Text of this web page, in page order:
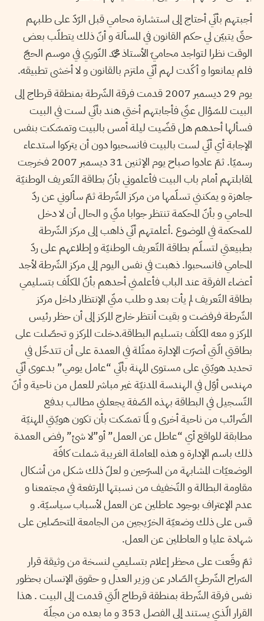
أجبتهم بأنّي أحتاج إلى استشارة محامي قبل الرّدّ على طلبهم
حتّى يتبيّن لي حكم القانون في المسألة و أنّ ذلك يتطلّب بعض
الوقت نظرا لتواجد محاميّ الأستاذ محمّد النّوري في موسم الحجّ
فلم يمانعوا و أكّدت لهم أنّي ملتزم بالقانون و لا أخشى تطبيقه.
يوم 29 ديسمبر 2007 قدمت فرقة الشّرطة بمنطقة قرطاج إلى
البيت للسّؤال عنّي فأجابتهم أختي هند بأنّي لست في البيت
فسألها أحدهم هل قضّيت ليلة أمس بالبيت وتمسّكت بنفس
الإجابة أي أنّي لست بالبيت فانسحبوا دون أن يتركوا استدعاء
رسميّا. ثمّ عادوا صباح يوم الإثنين 31 ديسمبر 2007 فخرجت
لمقابلتهم أمام باب البيت فأعلموني بأنّ بطاقة التّعريف الوطنيّة
جاهزة و يمكنني تسلّمها من مركز الشّرطة ثمّ سألوني عن ردّ
المحامي و بأنّ المحكمة تنتظر جوابا منّي و الحال أن لا دخل
للمحكمة في الموضوع .أعلمتهم أنّي ذاهب إلى مركز الشّرطة
بطبيعتي لتسلّم بطاقة التّعريف الوطنيّة و إطلاعهم على ردّ
المحامي فانسحبوا. ذهبت في نفس اليوم إلى مركز الشّرطة لأجد
أعضاء الفرقة عند الباب فأعلمني أحدهم بأنّ المكلّف بتسليمي
بطاقة التّعريف لم يأت بعد و طلب منّي الإنتظار داخل مركز
الشّرطة فرفضت و بقيت أنتظر خارج المركز إلى أن حظر رئيس
المركز و معه المكلّف بتسليم البطاقة.دخلت المركز و تحصّلت على
بطاقتي الّتي أصرّت الإدارة ممثّلة في العمدة على أن تتدخّل في
تحديد هويّتي على مستوى المهنة بأنّي “عامل يومي” بدعوى أنّي
مهندس أوّل في الهندسة المدنيّة غير مباشر للعمل من ناحية و أنّ
التّسجيل في البطاقة بهذه الصّفة يجعلني مطالب بدفع
الضّرائب من ناحية أخرى و لمّا تمسّكت بأن تكون هويّتي المهنيّة
مطابقة للواقع أي “عاطل عن العمل” أو”لا شئ” رفض العمدة
ذلك باسم الإدارة و هذه المعاملة الغريبة شملت كافّة
الوضعيّات المشابهة من المسرّحين و لعلّ ذلك شكل من أشكال
مقاومة البطالة و التّخفيف من نسبتها المرتفعة في مجتمعنا و
عدم الإعتراف بوجود عاطلين عن العمل لأسباب سياسيّة. و
قس على ذلك وضعيّة الخرّيجين من الجامعة المتحصّلين على
شهادة عليا و العاطلين عن العمل.
ثمّ وقّعت على محظر إعلام بتسليمي لنسخة من وثيقة قرار
السّراح الشّرطيّ الصّادر عن وزير العدل و حقوق الإنسان بحظور
نفس فرقة الشّرطة بمنطقة قرطاج الّتي قدمت إلى البيت . هذا
القرار الّذي يستند إلى الفصل 353 و ما بعده من مجلّة